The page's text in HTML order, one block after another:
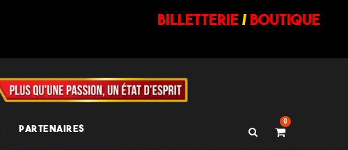
billetterie/ BOUTIQUE
PARTENAIRES
0